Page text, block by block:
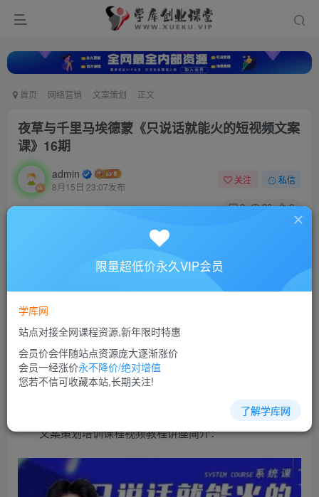
首页 网络营销 文案策划 正文
夜草与千里马埃德蒙《只说话就能火的短视频文案
课》16期
admin
8月15日 23:07发布
关注 私信
0 30 0
夜草与千里马埃德蒙《只说话就能火的短视频文案课》16期
此内容为付费资源，请付费后查看
10
立即购买
您当前未登录！建议登陆后购买，可保存购买订单
文案策划培训课程视频教程讲座简介：
限量超低价永久VIP会员
学库网
站点对接全网课程资源,新年限时特惠
会员价会伴随站点资源庞大逐渐涨价
会员一经涨价永不降价/绝对增值
您若不信可收藏本站,长期关注!
了解学库网